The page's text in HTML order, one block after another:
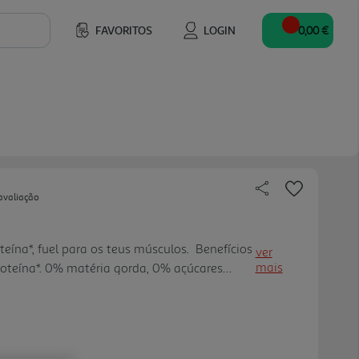
FAVORITOS LOGIN 0,00 €
fuel para os teus músculos. Benefícios
0% matéria gorda, 0% açúcares
corantes. *A proteína contribui para a
variado e equilibrado e num modo de
ver
mais